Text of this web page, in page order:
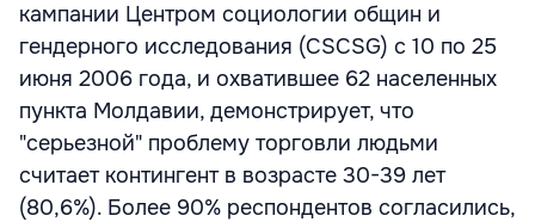
кампании Центром социологии общин и
гендерного исследования (CSCSG) с 10 по 25
июня 2006 года, и охватившее 62 населенных
пункта Молдавии, демонстрирует, что
"серьезной" проблему торговли людьми
считает контингент в возрасте 30-39 лет
(80,6%). Более 90% респондентов согласились,